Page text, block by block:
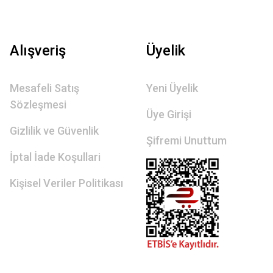
Alışveriş
Mesafeli Satış
Sözleşmesi
Gizlilik ve Güvenlik
İptal İade Koşullari
Kişisel Veriler Politikası
Üyelik
Yeni Üyelik
Üye Girişi
Şifremi Unuttum